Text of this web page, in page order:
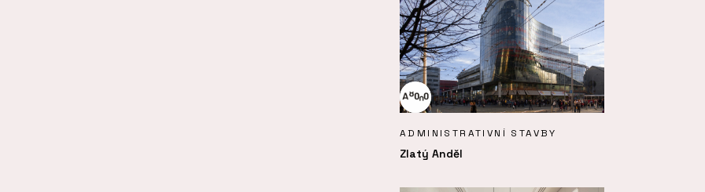
ADMINISTRATIVNÍ STAVBY
Zlatý Anděl